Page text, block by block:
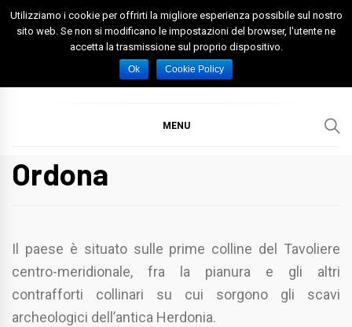
Skip
Spazio Foggia
Foggia News Calcio Eventi e Attività nella Capitanata
MENU
Ordona
Il paese è situato sulle prime colline del Tavoliere
centro-meridionale, fra la pianura e gli altri
contrafforti collinari su cui sorgono gli scavi
archeologici dell’antica Herdonia.
Utilizziamo i cookie per offrirti la migliore esperienza possibile sul nostro
sito web. Se non si modificano le impostazioni del browser, l'utente ne
accetta la trasmissione sul proprio dispositivo.
Ok Cookie Policy